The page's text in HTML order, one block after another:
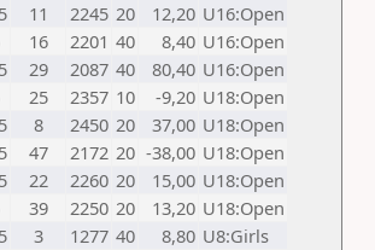
11 2245 20 12,20 U16:Open
16 2201 40 8,40 U16:Open
29 2087 40 80,40 U16:Open
25 2357 10 -9,20 U18:Open
8 2450 20 37,00 U18:Open
47 2172 20 -38,00 U18:Open
22 2260 20 15,00 U18:Open
39 2250 20 13,20 U18:Open
3 1277 40 8,80 U8:Girls